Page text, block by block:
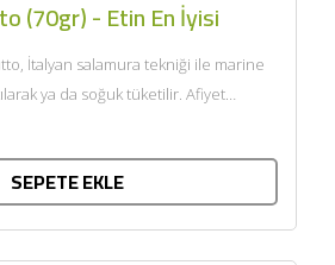
(70gr) - Etin En İyisi
İtalyan salamura tekniği ile marine
ya da soğuk tüketilir. Afiyet
SEPETE EKLE